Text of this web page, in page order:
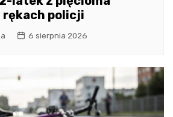
policji
6 sierpnia 2026